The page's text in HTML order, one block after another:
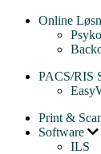
Online
PACS/RIS
Print &
Software
ILS